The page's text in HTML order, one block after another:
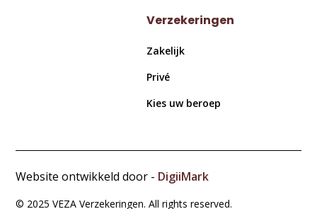
Verzekeringen
Zakelijk
Privé
Kies uw beroep
© 2025 VEZA Verzekeringen. All rights reserved.
Website ontwikkeld door - DigiiMark